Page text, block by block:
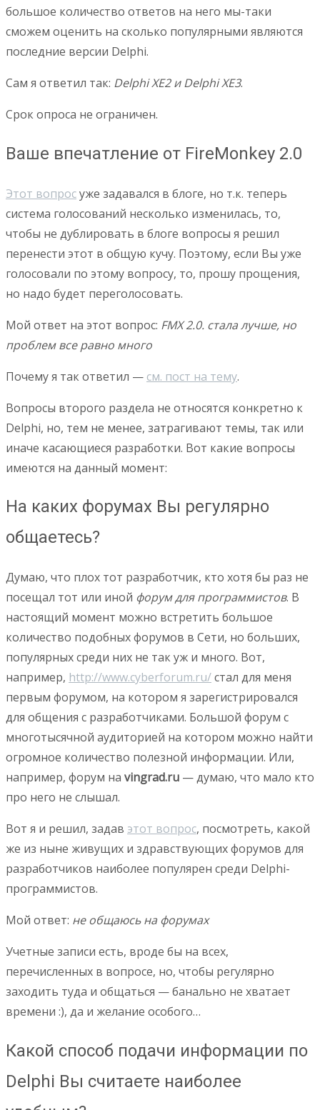
большое количество ответов на него мы-таки
сможем оценить на сколько популярными являются
последние версии Delphi.
Сам я ответил так: Delphi XE2 и Delphi XE3.
Срок опроса не ограничен.
Ваше впечатление от FireMonkey 2.0
Этот вопросуже задавался в блоге, но т.к. теперь
система голосований несколько изменилась, то,
чтобы не дублировать в блоге вопросы я решил
перенести этот в общую кучу. Поэтому, если Вы уже
голосовали по этому вопросу, то, прошу прощения,
но надо будет переголосовать.
Мой ответ на этот вопрос: FMX 2.0. стала лучше, но
проблем все равно много
Почему я так ответил — см. пост на тему.
Вопросы второго раздела не относятся конкретно к
Delphi, но, тем не менее, затрагивают темы, так или
иначе касающиеся разработки. Вот какие вопросы
имеются на данный момент:
На каких форумах Вы регулярно
общаетесь?
Думаю, что плох тот разработчик, кто хотя бы раз не
посещал тот или иной форум для программистов. В
настоящий момент можно встретить большое
количество подобных форумов в Сети, но больших,
популярных среди них не так уж и много. Вот,
например, http://www.cyberforum.ru/стал для меня
первым форумом, на котором я зарегистрировался
для общения с разработчиками. Большой форум с
многотысячной аудиторией на котором можно найти
огромное количество полезной информации. Или,
например, форум на vingrad.ru — думаю, что мало кто
про него не слышал.
Вот я и решил, задав этот вопрос, посмотреть, какой
же из ныне живущих и здравствующих форумов для
разработчиков наиболее популярен среди Delphi-
программистов.
Мой ответ: не общаюсь на форумах
Учетные записи есть, вроде бы на всех,
перечисленных в вопросе, но, чтобы регулярно
заходить туда и общаться — банально не хватает
времени :), да и желание особого…
Какой способ подачи информации по
Delphi Вы считаете наиболее